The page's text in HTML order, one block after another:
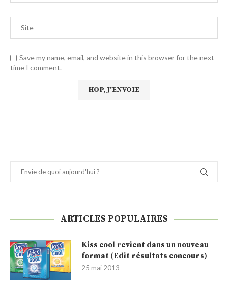
Save my name, email, and website in this browser for the next
time I comment.
ARTICLES POPULAIRES
Kiss cool revient dans un nouveau
format (Edit résultats concours)
25 mai 2013